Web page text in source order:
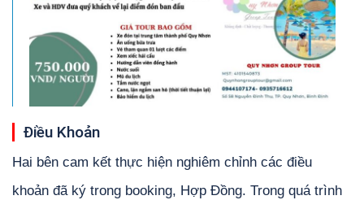
Điều Khoản
Hai bên cam kết thực hiện nghiêm chỉnh các điều
khoản đã ký trong booking, Hợp Đồng. Trong quá trình